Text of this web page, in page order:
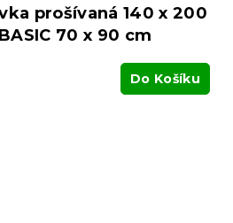
prošívaná 140 x 200
70 x 90 cm
Do Košíku